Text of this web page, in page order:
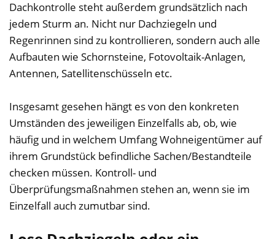
Dachkontrolle steht außerdem grundsätzlich nach
jedem Sturm an. Nicht nur Dachziegeln und
Regenrinnen sind zu kontrollieren, sondern auch alle
Aufbauten wie Schornsteine, Fotovoltaik-Anlagen,
Antennen, Satellitenschüsseln etc.
Insgesamt gesehen hängt es von den konkreten
Umständen des jeweiligen Einzelfalls ab, ob, wie
häufig und in welchem Umfang Wohneigentümer auf
ihrem Grundstück befindliche Sachen/Bestandteile
checken müssen. Kontroll- und
Überprüfungsmaßnahmen stehen an, wenn sie im
Einzelfall auch zumutbar sind.